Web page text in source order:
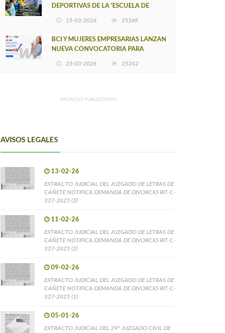
DEPORTIVAS DE LA 'ESCUELA DE
15-03-2026 25569
BCI Y MUJERES EMPRESARIAS LANZAN
NUEVA CONVOCATORIA PARA
23-03-2026 25242
ANUNCIO PUBLICITARIO
AVISOS LEGALES
13-02-26
EXTRACTO JUDICIAL DEL JUZGADO DE LETRAS DE
CAÑETE NOTIFICA DEMANDA DE DIVORCIO RIT C-
327-2025 (3)
11-02-26
EXTRACTO JUDICIAL DEL JUZGADO DE LETRAS DE
CAÑETE NOTIFICA DEMANDA DE DIVORCIO RIT C-
327-2025 (2)
09-02-26
EXTRACTO JUDICIAL DEL JUZGADO DE LETRAS DE
CAÑETE NOTIFICA DEMANDA DE DIVORCIO RIT C-
327-2025 (1)
05-01-26
EXTRACTO JUDICIAL DEL 29° JUZGADO CIVIL DE